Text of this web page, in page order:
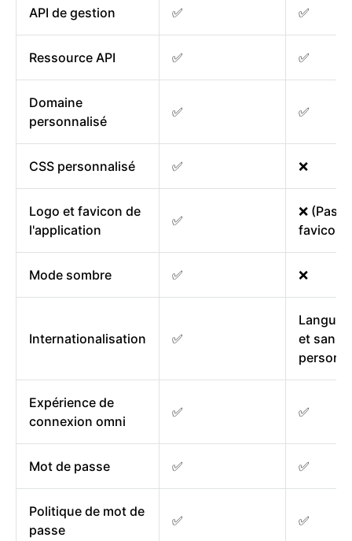
API de gestion ✅ ✅
Ressource API ✅ ✅
Domaine
personnalisé
✅ ✅
CSS personnalisé ✅ ❌
Logo et favicon de
l'application
✅
❌ (Pas
favicon)
Mode sombre ✅ ❌
Internationalisation ✅
et sans
Expérience de
connexion omni
✅ ✅
Mot de passe ✅ ✅
Politique de mot de
passe
✅ ✅